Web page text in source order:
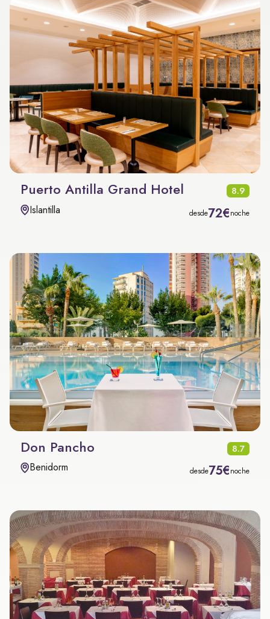
Puerto Antilla Grand Hotel 8.9
Islantilla desde72€noche
Don Pancho 8.7
Benidorm desde75€noche